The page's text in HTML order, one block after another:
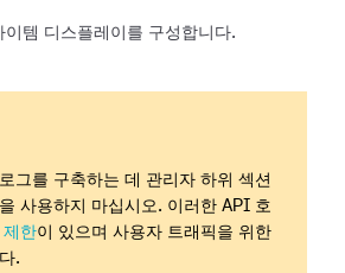
템 디스플레이를 구성합니다.
그를 구축하는 데 관리자 하위 섹션
사용하지 마십시오. 이러한 API 호
제한이 있으며 사용자 트래픽을 위한
.